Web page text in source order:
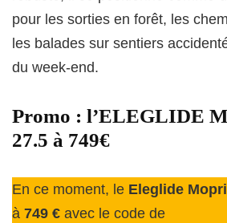
pour les sorties en forêt, les
les balades sur sentiers
du week-end.
Promo : l’ELEGLIDE
27.5 à 749€
En ce moment, le Eleglide
à 749 € avec le code de